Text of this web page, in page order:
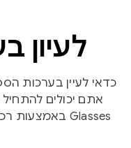
לעיון
Glasses באמצעות רכיבים, סגנונות ופריסות מודרניים.